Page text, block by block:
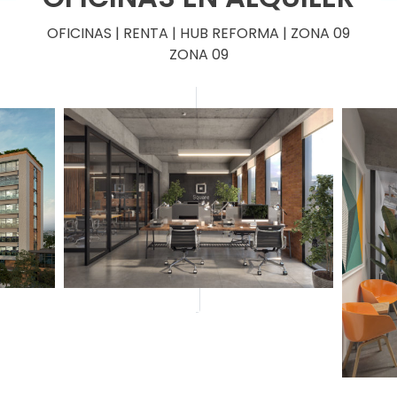
OFICINAS | RENTA | HUB REFORMA | ZONA 09
ZONA 09